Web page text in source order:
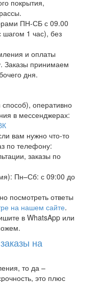
покрытия,
ПН-СБ с 09.00
1 час), без
и оплаты
Заказы принимаем
дня.
оперативно
в мессенджерах:
вам нужно что-то
по телефону:
заказы по
Пн–Сб: с 09:00 до
посмотреть ответы
на нашем сайте.
в WhatsApp или
на
то да –
это плюс